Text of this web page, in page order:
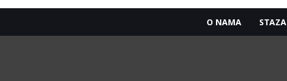
O NAMA STAZA